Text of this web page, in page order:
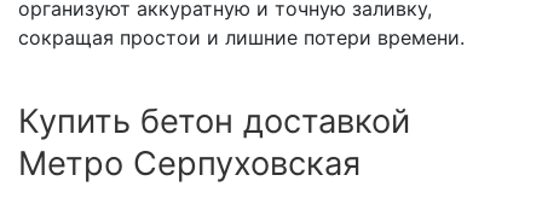
организуют аккуратную и точную заливку,
сокращая простои и лишние потери времени.
Купить бетон доставкой
Метро Серпуховская